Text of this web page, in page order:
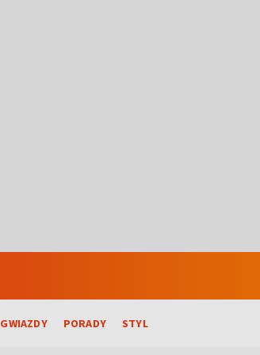
GWIAZDY PORADY STYL